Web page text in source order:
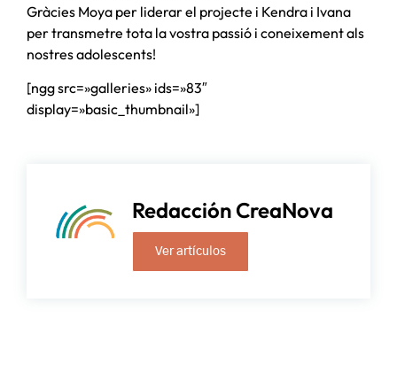
Gràcies Moya per liderar el projecte i Kendra i Ivana
per transmetre tota la vostra passió i coneixement als
nostres adolescents!
[ngg src=»galleries» ids=»83″
display=»basic_thumbnail»]
Redacción CreaNova
Ver artículos